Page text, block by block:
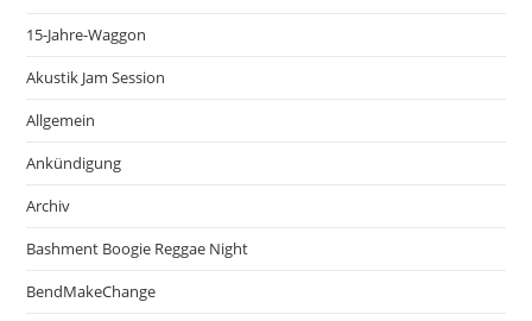
15-Jahre-Waggon
Akustik Jam Session
Allgemein
Ankündigung
Archiv
Bashment Boogie Reggae Night
BendMakeChange